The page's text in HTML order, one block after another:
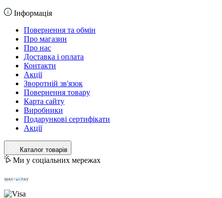
Інформація
Повернення та обмін
Про магазин
Про нас
Доставка і оплата
Контакти
Акції
Зворотній зв'язок
Повернення товару
Карта сайту
Виробники
Подарункові сертифікати
Акції
Каталог товарів
Ми у соціальних мережах